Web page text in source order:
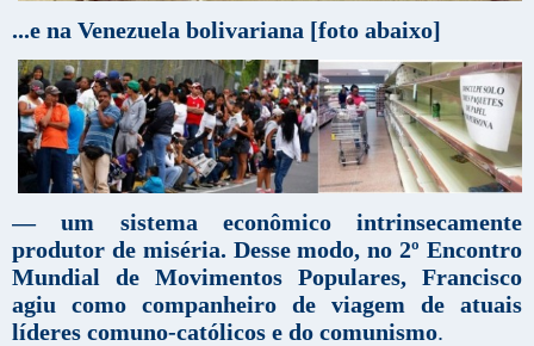
...e na Venezuela bolivariana [foto abaixo]
— um sistema econômico intrinsecamente
produtor de miséria. Desse modo, no 2º Encontro
Mundial de Movimentos Populares, Francisco
agiu como companheiro de viagem de atuais
líderes comuno-católicos e do comunismo.